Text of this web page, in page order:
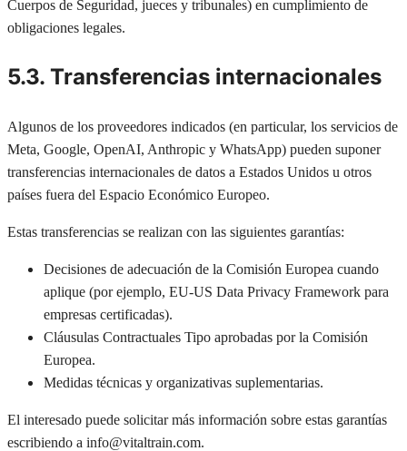
Cuerpos de Seguridad, jueces y tribunales) en cumplimiento de
obligaciones legales.
5.3. Transferencias internacionales
Algunos de los proveedores indicados (en particular, los servicios de
Meta, Google, OpenAI, Anthropic y WhatsApp) pueden suponer
transferencias internacionales de datos a Estados Unidos u otros
países fuera del Espacio Económico Europeo.
Estas transferencias se realizan con las siguientes garantías:
Decisiones de adecuación de la Comisión Europea cuando
aplique (por ejemplo, EU-US Data Privacy Framework para
empresas certificadas).
Cláusulas Contractuales Tipo aprobadas por la Comisión
Europea.
Medidas técnicas y organizativas suplementarias.
El interesado puede solicitar más información sobre estas garantías
escribiendo a info@vitaltrain.com.